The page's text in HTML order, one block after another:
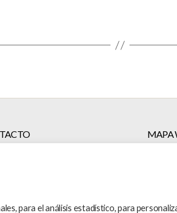
MAPA
Blog
para el análisis estadístico, para